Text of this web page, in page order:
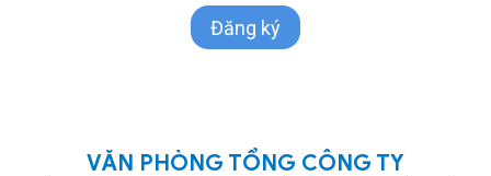
VĂN PHÒNG TỔNG CÔNG TY